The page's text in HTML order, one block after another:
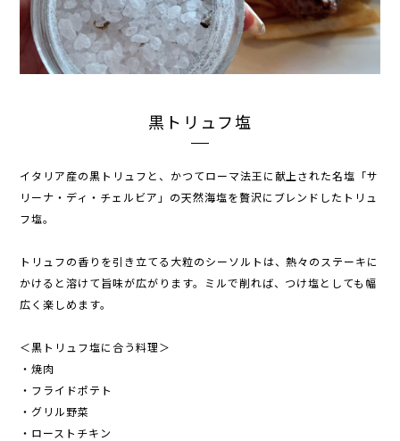
黒トリュフ塩
イタリア産の黒トリュフと、かつてローマ法王に献上された名塩「サ
リーナ・ディ・チェルビア」の天然海塩を贅沢にブレンドしたトリュ
フ塩。
トリュフの香りを引き立てる大粒のシーソルトは、熱々のステーキに
かけると溶けて旨味が広がります。ミルで削れば、つけ塩としても幅
広く楽しめます。
＜黒トリュフ塩に合う料理＞
・焼肉
・フライドポテト
・グリル野菜
・ローストチキン